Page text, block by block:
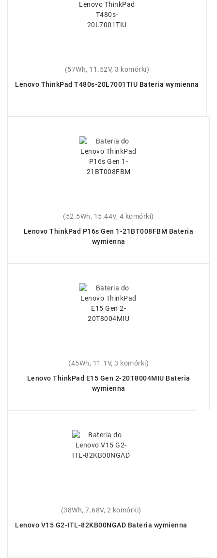
(57Wh, 11.52V, 3 komórki)
Lenovo ThinkPad T480s-20L7001TIU Bateria wymienna
(52.5Wh, 15.44V, 4 komórki)
Lenovo ThinkPad P16s Gen 1-21BT008FBM Bateria
wymienna
(45Wh, 11.1V, 3 komórki)
Lenovo ThinkPad E15 Gen 2-20T8004MIU Bateria
wymienna
(38Wh, 7.68V, 2 komórki)
Lenovo V15 G2-ITL-82KB00NGAD Bateria wymienna